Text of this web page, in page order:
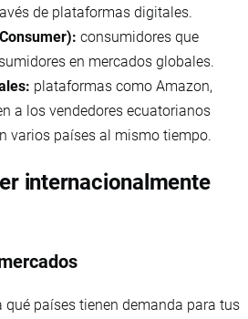
de plataformas digitales.
consumidores que
en mercados globales.
plataformas como Amazon,
a los vendedores ecuatorianos
varios países al mismo tiempo.
internacionalmente
qué países tienen demanda para tus